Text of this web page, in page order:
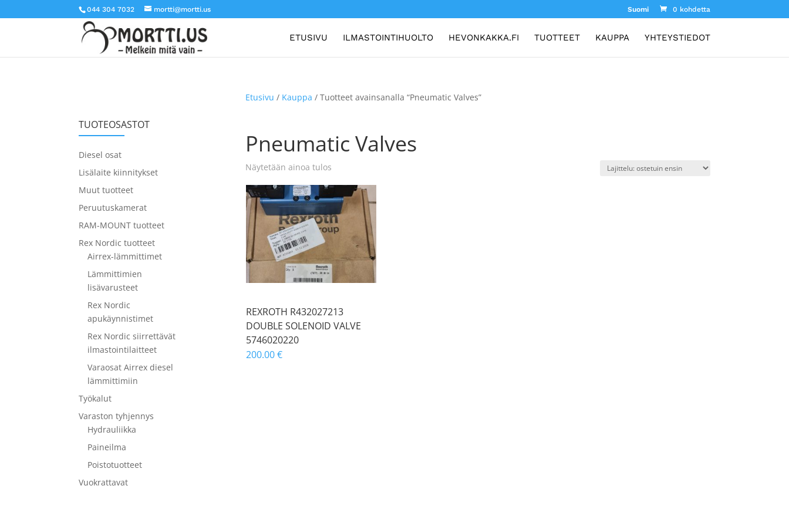
044 304 7032 mortti@mortti.us Suomi 0 kohdetta
ETUSIVU ILMASTOINTIHUOLTO HEVONKAKKA.FI TUOTTEET KAUPPA YHTEYSTIEDOT
Etusivu / Kauppa / Tuotteet avainsanalla “Pneumatic Valves”
Pneumatic Valves
Näytetään ainoa tulos
REXROTH R432027213
DOUBLE SOLENOID VALVE
5746020220
200.00€
TUOTEOSASTOT
Diesel osat
Lisälaite kiinnitykset
Muut tuotteet
Peruutuskamerat
RAM-MOUNT tuotteet
Rex Nordic tuotteet
Airrex-lämmittimet
Lämmittimien
lisävarusteet
Rex Nordic
apukäynnistimet
Rex Nordic siirrettävät
ilmastointilaitteet
Varaosat Airrex diesel
lämmittimiin
Työkalut
Varaston tyhjennys
Hydrauliikka
Paineilma
Poistotuotteet
Vuokrattavat